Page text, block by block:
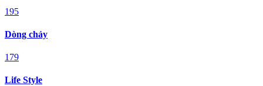
195
Dòng chảy
179
Life Style